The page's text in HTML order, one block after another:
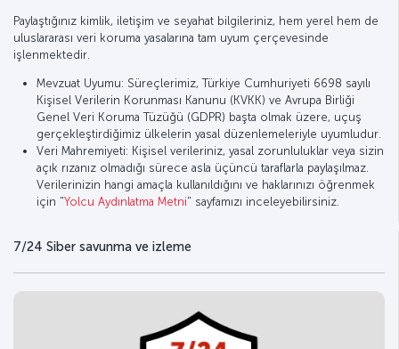
Paylaştığınız kimlik, iletişim ve seyahat bilgileriniz, hem yerel hem de
uluslararası veri koruma yasalarına tam uyum çerçevesinde
işlenmektedir.
Mevzuat Uyumu: Süreçlerimiz, Türkiye Cumhuriyeti 6698 sayılı
Kişisel Verilerin Korunması Kanunu (KVKK) ve Avrupa Birliği
Genel Veri Koruma Tüzüğü (GDPR) başta olmak üzere, uçuş
gerçekleştirdiğimiz ülkelerin yasal düzenlemeleriyle uyumludur.
Veri Mahremiyeti: Kişisel verileriniz, yasal zorunluluklar veya sizin
açık rızanız olmadığı sürece asla üçüncü taraflarla paylaşılmaz.
Verilerinizin hangi amaçla kullanıldığını ve haklarınızı öğrenmek
için "Yolcu Aydınlatma Metni" sayfamızı inceleyebilirsiniz.
7/24 Siber savunma ve izleme